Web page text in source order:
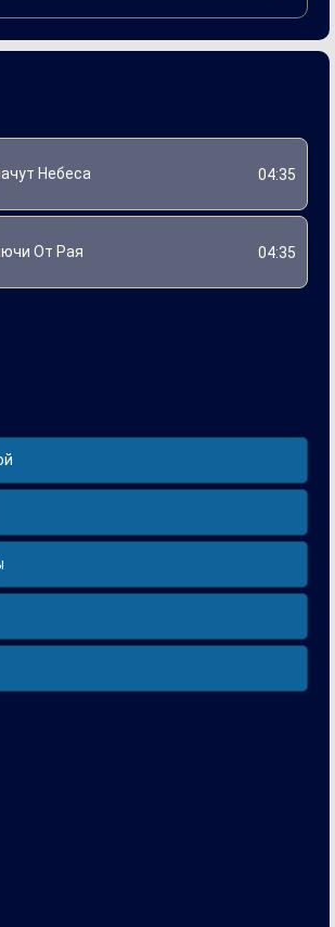
Небеса 04:35
От Рая 04:35